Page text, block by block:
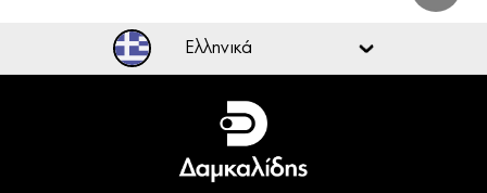
Ελληνικά
Ελληνικά
English